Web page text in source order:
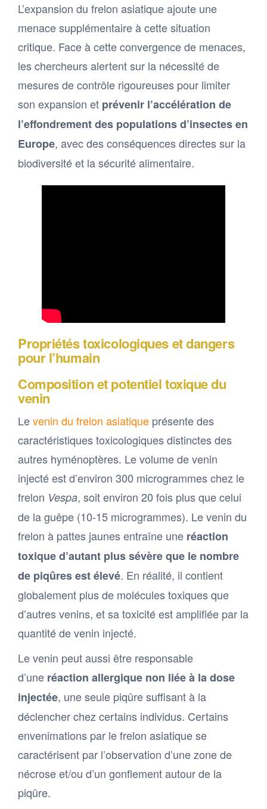
L’expansion du frelon asiatique ajoute une
menace supplémentaire à cette situation
critique. Face à cette convergence de menaces,
les chercheurs alertent sur la nécessité de
mesures de contrôle rigoureuses pour limiter
son expansion et prévenir l’accélération de
l’effondrement des populations d’insectes en
Europe, avec des conséquences directes sur la
biodiversité et la sécurité alimentaire.
Propriétés toxicologiques et dangers
pour l’humain
Composition et potentiel toxique du
venin
Levenin du frelon asiatique présente des
caractéristiques toxicologiques distinctes des
autres hyménoptères. Le volume de venin
injecté est d’environ 300 microgrammes chez le
frelon Vespa, soit environ 20 fois plus que celui
de la guêpe (10-15 microgrammes). Le venin du
frelon à pattes jaunes entraîne une réaction
toxique d’autant plus sévère que le nombre
de piqûres est élevé. En réalité, il contient
globalement plus de molécules toxiques que
d’autres venins, et sa toxicité est amplifiée par la
quantité de venin injecté.
Le venin peut aussi être responsable
d’une réaction allergique non liée à la dose
injectée, une seule piqûre suffisant à la
déclencher chez certains individus. Certains
envenimations par le frelon asiatique se
caractérisent par l’observation d’une zone de
nécrose et/ou d’un gonflement autour de la
piqûre.